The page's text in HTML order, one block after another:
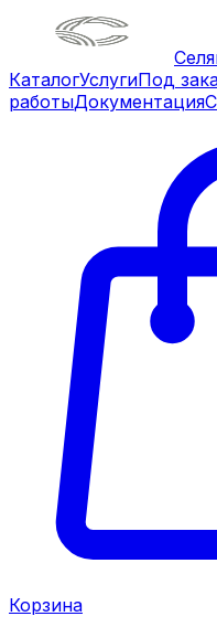
КаталогУслугиПод
работыДокументация
Корзина